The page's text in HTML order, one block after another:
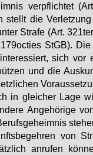
ver­pflich­tet
stellt die
Stra­fe (Art.
StGB).
sich vor
und die
in glei­cher La­ge
An­ge­hö­ri­ge
von
an­ru­fen